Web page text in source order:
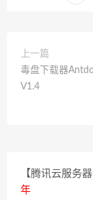
上一篇
毒盘下载器
V1.4
【腾讯云服务
年